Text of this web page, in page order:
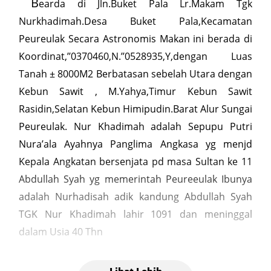
earda di Jln.Buket Pala Lr.Makam Tgk
Nurkhadimah.Desa Buket Pala,Kecamatan
Peureulak Secara Astronomis Makan ini berada di
Koordinat,’’0370460,N.’’0528935,Y,dengan Luas
Tanah ± 8000M2 Berbatasan sebelah Utara dengan
Kebun Sawit , M.Yahya,Timur Kebun Sawit
Rasidin,Selatan Kebun Himipudin.Barat Alur Sungai
Peureulak. Nur Khadimah adalah Sepupu Putri
Nura’ala Ayahnya Panglima Angkasa yg menjd
Kepala Angkatan bersenjata pd masa Sultan ke 11
Abdullah Syah yg memerintah Peureeulak Ibunya
adalah Nurhadisah adik kandung Abdullah Syah
TGK Nur Khadimah lahir 1091 dan meninggal
dalam Usia 40 Thn